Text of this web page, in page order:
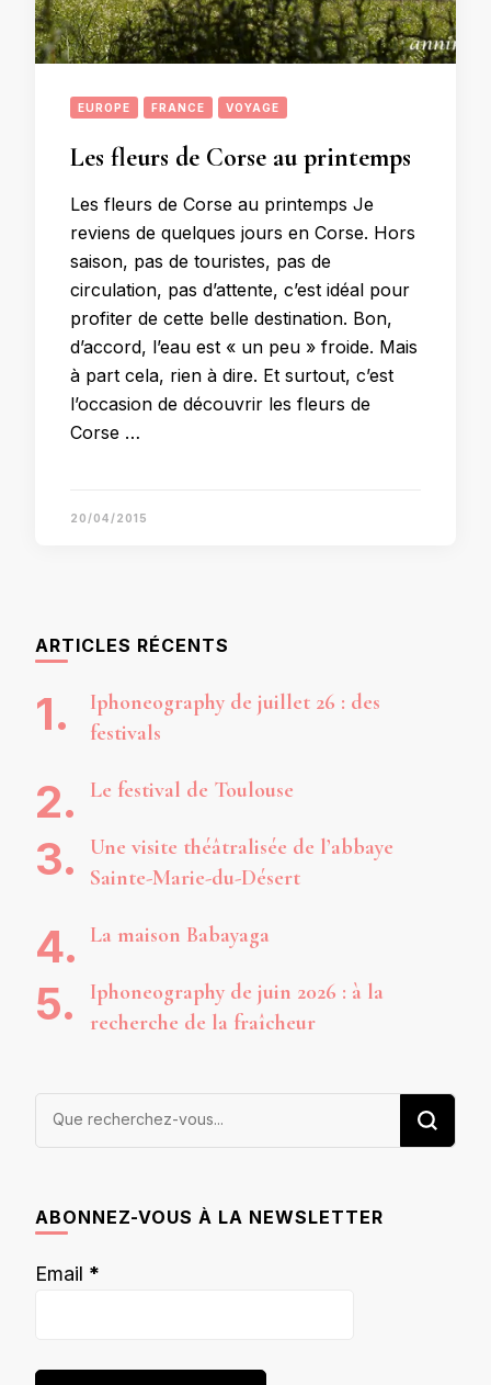
EUROPE FRANCE VOYAGE
Les fleurs de Corse au printemps
Les fleurs de Corse au printemps Je
reviens de quelques jours en Corse. Hors
saison, pas de touristes, pas de
circulation, pas d’attente, c’est idéal pour
profiter de cette belle destination. Bon,
d’accord, l’eau est « un peu » froide. Mais
à part cela, rien à dire. Et surtout, c’est
l’occasion de découvrir les fleurs de
Corse …
20/04/2015
ARTICLES RÉCENTS
Iphoneography de juillet 26 : des
festivals
Le festival de Toulouse
Une visite théâtralisée de l’abbaye
Sainte-Marie-du-Désert
La maison Babayaga
Iphoneography de juin 2026 : à la
recherche de la fraîcheur
Vous
ABONNEZ-VOUS À LA NEWSLETTER
Email *